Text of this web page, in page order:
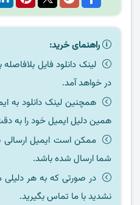
راهنمای خرید:
لینک دانلود فایل
در خواهد آمد.
همچنین لینک دانلود به
همین دلیل ایمیل خود را به
شما ارسال شده باشد.
در صورتی که به هر دلیلی
نشدید با ما تماس بگیرید.